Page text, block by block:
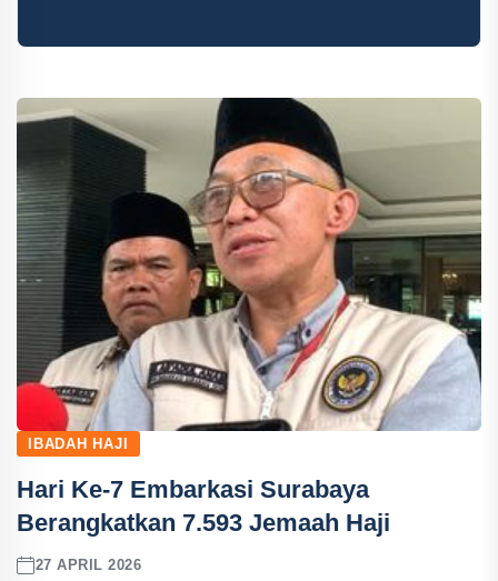
IBADAH HAJI
Hari Ke-7 Embarkasi Surabaya
Berangkatkan 7.593 Jemaah Haji
27 APRIL 2026